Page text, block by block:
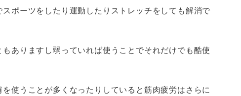
ポーツをしたり運動したりストレッチをしても解消で
ありますし弱っていれば使うことでそれだけでも酷使
使うことが多くなったりしていると筋肉疲労はさらに